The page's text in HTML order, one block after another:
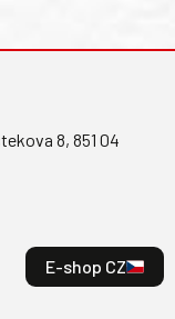
8, 851 04
E-shop CZ